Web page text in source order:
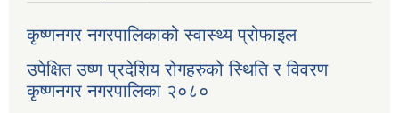
कृष्णनगर नगरपालिकाको स्वास्थ्य प्रोफाइल
उपेक्षित उष्ण प्रदेशिय रोगहरुको स्थिति र विवरण
कृष्णनगर नगरपालिका २०८०